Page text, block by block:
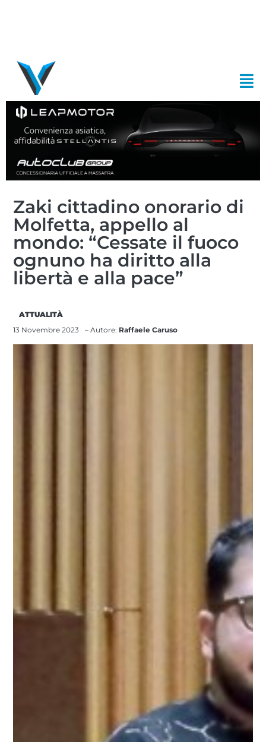
Zaki cittadino onorario di
Molfetta, appello al
mondo: “Cessate il fuoco
ognuno ha diritto alla
libertà e alla pace”
ATTUALITÀ
13 Novembre 2023
– Autore: Raffaele Caruso